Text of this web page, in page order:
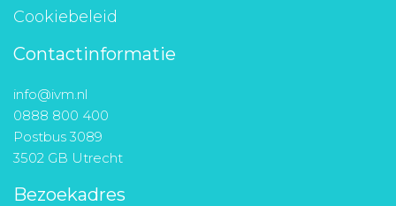
Cookiebeleid
Contactinformatie
info@ivm.nl
0888 800 400
Postbus 3089
3502 GB Utrecht
Bezoekadres